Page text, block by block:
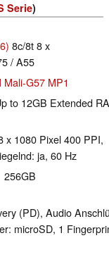
Serie)
8c/8t 8 x
/ A55
Mali-G57 MP1
to 12GB Extended
x 1080 Pixel 400 PPI,
ja, 60 Hz
256GB
(PD), Audio
microSD, 1